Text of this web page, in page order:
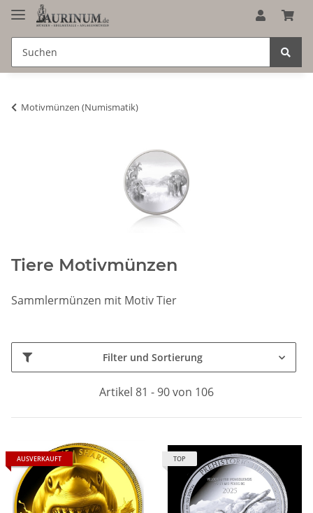
Motivmünzen (Numismatik)
Tiere Motivmünzen
Sammlermünzen mit Motiv Tier
Filter und Sortierung
Artikel 81 - 90 von 106
AUSVERKAUFT TOP